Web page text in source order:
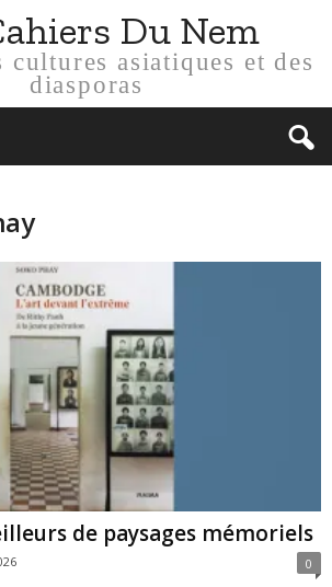
Du Nem
cultures asiatiques et des
diasporas
de paysages mémoriels
0